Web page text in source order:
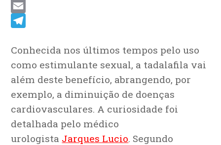
Facebook
Email
Conhecida nos últimos tempos pelo uso
como estimulante sexual, a tadalafila vai
além deste benefício, abrangendo, por
exemplo, a diminuição de doenças
cardiovasculares. A curiosidade foi
detalhada pelo médico
urologista Jarques Lucio. Segundo